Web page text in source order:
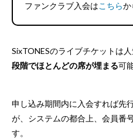
ファンクラブ入会はこちらか
SixTONESのライブチケットは人
段階でほとんどの席が埋まる可
申し込み期間内に入会すれば先
が、システムの都合上、会員番
す。